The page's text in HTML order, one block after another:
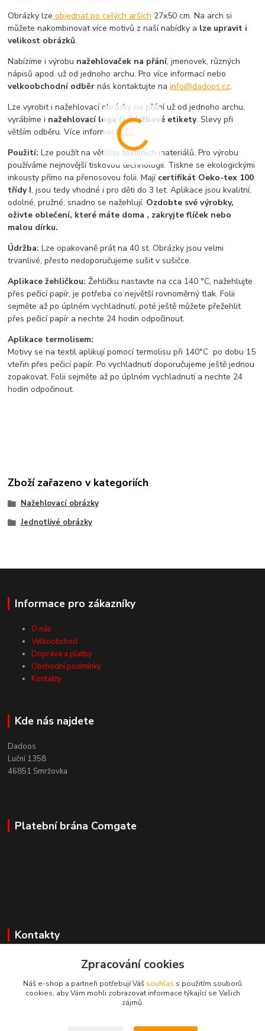
Obrázky lze objednat po celých arších 27x50 cm. Na arch si
můžete nakombinovat více motivů z naší nabídky a lze upravit i
velikost obrázků.
Nabízíme i výrobu nažehlovaček na přání, jmenovek, různých
nápisů apod. už od jednoho archu. Pro více informací nebo
velkoobchodní odběr nás kontaktujte nainfo@dadoos.cz.
Lze vyrobit i nažehlovací obrázky na přání už od jednoho archu,
vyrábíme i nažehlovací loga či údržbové etikety. Slevy při
větším odběru. Více informacíZDE.
Použití: Lze použít na většinu textilních materiálů. Pro výrobu
používáme nejnovější tiskovou technologii. Tiskne se ekologickými
inkousty přímo na přenosovou folii. Mají certifikát Oeko-tex 100
třídy I, jsou tedy vhodné i pro děti do 3 let. Aplikace jsou kvalitní,
odolné, pružné, snadno se nažehlují. Ozdobte své výrobky,
oživte oblečení, které máte doma , zakryjte flíček nebo
malou dírku.
Údržba:Lze opakovaně prát na 40 st. Obrázky jsou velmi
trvanlivé, přesto nedoporučujeme sušit v sušičce.
Aplikace žehličkou:Žehličku nastavte na cca 140 °C, nažehlujte
přes pečicí papír, je potřeba co největší rovnoměrný tlak. Folii
sejměte až po úplném vychladnutí, poté ještě můžete přežehlit
přes pečicí papír a nechte 24 hodin odpočinout.
Aplikace termolisem:
Motivy se na textil aplikují pomocí termolisu při 140°C po dobu 15
vteřin přes pečicí papír. Po vychladnutí doporučujeme ještě jednou
zopakovat. Folii sejměte až po úplném vychladnutí a nechte 24
hodin odpočinout.
Zboží zařazeno v kategoriích
Nažehlovací obrázky
Jednotlivé obrázky
Informace pro zákazníky
O nás
Velkoobchod
Doprava a platby
Obchodní podmínky
Kontakty
Kde nás najdete
Dadoos
Luční 1358
46851 Smržovka
Platební brána Comgate
Kontakty
Mgr. Darina Janoušková
Zpracování cookies
Náš e-shop a partneři potřebují Váš souhlas s použitím souborů
cookies, aby Vám mohli zobrazovat informace týkající se Vašich
zájmů.